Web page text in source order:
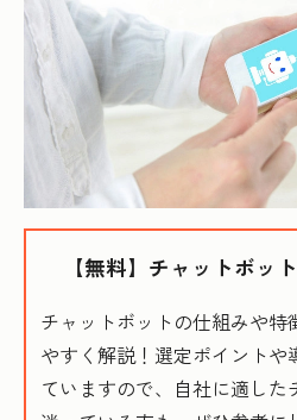
【無料】チャットボッ
チャットボットの仕組みや特
やすく解説！選定ポイントや
ていますので、自社に適し